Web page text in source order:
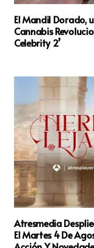
El Mandil Dorado,
Cannabis
Celebrity 2’
Atresmedia
El Martes 4 De